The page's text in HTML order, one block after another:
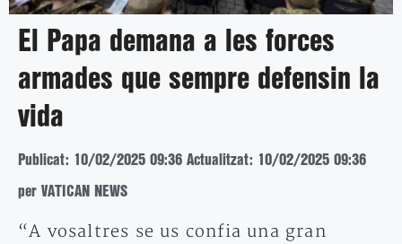
El Papa demana a les forces
armades que sempre defensin la
vida
Publicat: 10/02/2025 09:36 Actualitzat: 10/02/2025 09:36
per VATICAN NEWS
“A vosaltres se us confia una gran